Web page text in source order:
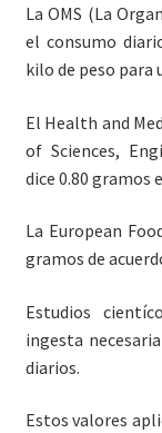
La OMS (La
el consumo
kilo de peso para
El Health and
of Sciences,
dice 0.80 gramos
La European
gramos de
Estudios
ingesta
diarios.
Estos valores